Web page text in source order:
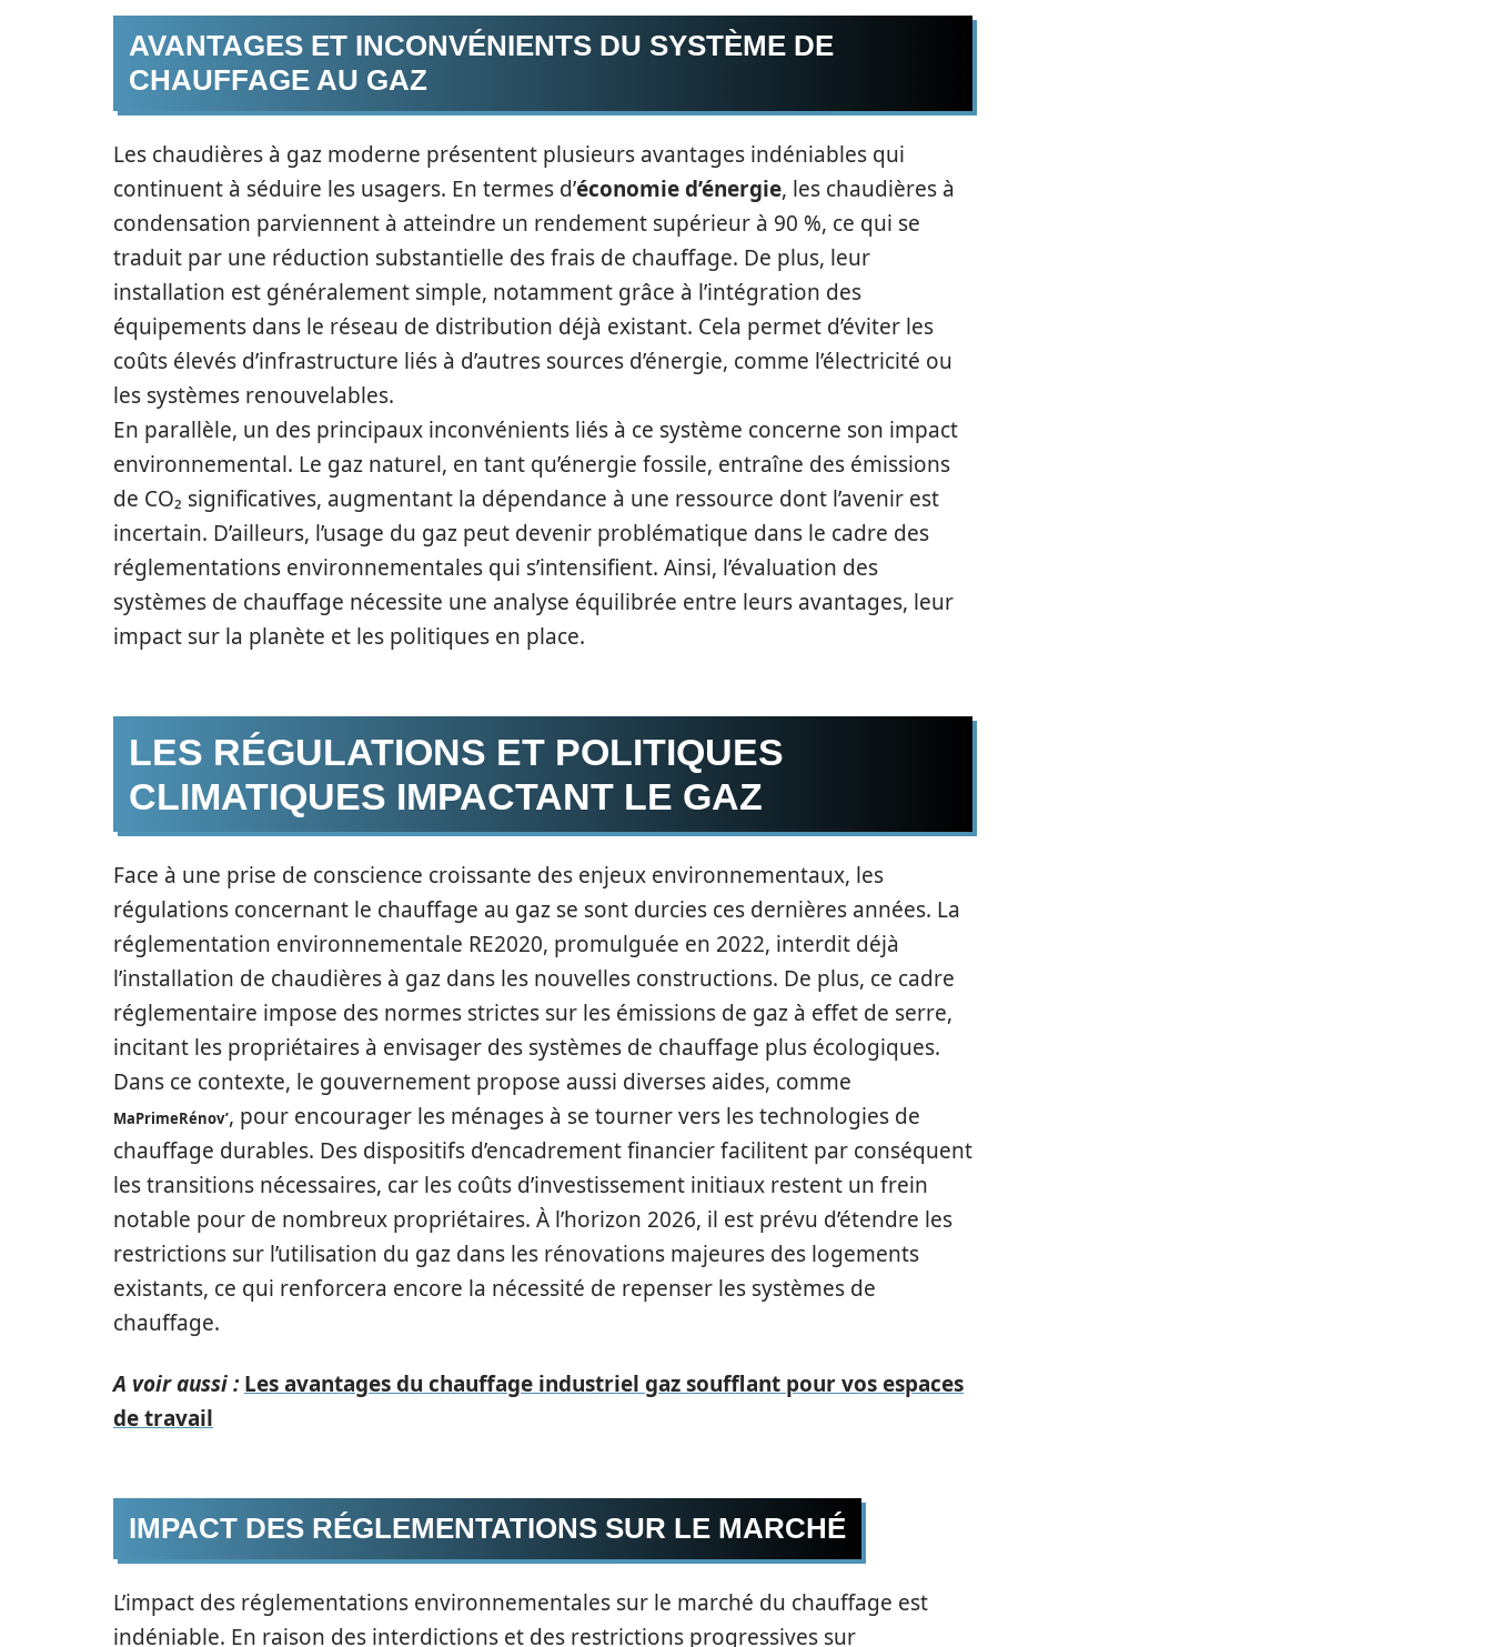
AVANTAGES ET INCONVÉNIENTS DU SYSTÈME DE
CHAUFFAGE AU GAZ
Les chaudières à gaz moderne présentent plusieurs avantages indéniables qui
continuent à séduire les usagers. En termes d’économie d’énergie, les chaudières à
condensation parviennent à atteindre un rendement supérieur à 90 %, ce qui se
traduit par une réduction substantielle des frais de chauffage. De plus, leur
installation est généralement simple, notamment grâce à l’intégration des
équipements dans le réseau de distribution déjà existant. Cela permet d’éviter les
coûts élevés d’infrastructure liés à d’autres sources d’énergie, comme l’électricité ou
les systèmes renouvelables.
En parallèle, un des principaux inconvénients liés à ce système concerne son impact
environnemental. Le gaz naturel, en tant qu’énergie fossile, entraîne des émissions
de CO₂ significatives, augmentant la dépendance à une ressource dont l’avenir est
incertain. D’ailleurs, l’usage du gaz peut devenir problématique dans le cadre des
réglementations environnementales qui s’intensifient. Ainsi, l’évaluation des
systèmes de chauffage nécessite une analyse équilibrée entre leurs avantages, leur
impact sur la planète et les politiques en place.
LES RÉGULATIONS ET POLITIQUES
CLIMATIQUES IMPACTANT LE GAZ
Face à une prise de conscience croissante des enjeux environnementaux, les
régulations concernant le chauffage au gaz se sont durcies ces dernières années. La
réglementation environnementale RE2020, promulguée en 2022, interdit déjà
l’installation de chaudières à gaz dans les nouvelles constructions. De plus, ce cadre
réglementaire impose des normes strictes sur les émissions de gaz à effet de serre,
incitant les propriétaires à envisager des systèmes de chauffage plus écologiques.
Dans ce contexte, le gouvernement propose aussi diverses aides, comme
MaPrimeRénov’, pour encourager les ménages à se tourner vers les technologies de
chauffage durables. Des dispositifs d’encadrement financier facilitent par conséquent
les transitions nécessaires, car les coûts d’investissement initiaux restent un frein
notable pour de nombreux propriétaires. À l’horizon 2026, il est prévu d’étendre les
restrictions sur l’utilisation du gaz dans les rénovations majeures des logements
existants, ce qui renforcera encore la nécessité de repenser les systèmes de
chauffage.
A voir aussi : Les avantages du chauffage industriel gaz soufflant pour vos espaces
de travail
IMPACT DES RÉGLEMENTATIONS SUR LE MARCHÉ
L’impact des réglementations environnementales sur le marché du chauffage est
indéniable. En raison des interdictions et des restrictions progressives sur